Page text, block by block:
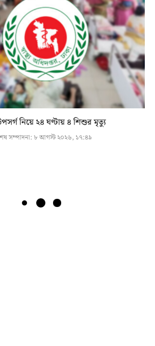
নিয়ে ২৪ ঘণ্টায় ৪ শিশুর মৃত্যু
সম্পাদনা: ৮ আগস্ট ২০২৬, ১৭:৪৯